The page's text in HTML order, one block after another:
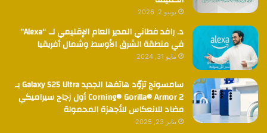
يونيو 2, 2026
د. رافد فطاني المدير العام الإقليمي لـ. “Alexa”
في منطقة الشرق الأوسط وشمال أفريقيا
مايو 31, 2024
سامسونج تزوّد هاتفها الجديد Galaxy S25 Ultra بـ
Corning® Gorilla® Armor 2 أول زجاج سيراميكي
مضاد للانعكاس للأجهزة المحمولة
يناير 23, 2025